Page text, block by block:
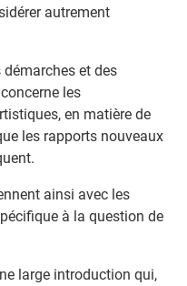
autrement
démarches et des
les
en matière de
les rapports nouveaux
ainsi avec les
à la question de
large introduction qui,